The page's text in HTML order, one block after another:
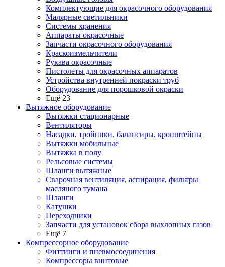
Комплектующие для окрасочного оборудования
Малярные светильники
Системы хранения
Аппараты окрасочные
Запчасти окрасочного оборудования
Краскоизмельчители
Рукава окрасочные
Пистолеты для окрасочных аппаратов
Устройства внутренней покраски труб
Оборудование для порошковой окраски
Ещё 23
Вытяжное оборудование
Вытяжки стационарные
Вентиляторы
Насадки, тройники, балансиры, кронштейны
Вытяжки мобильные
Вытяжка в полу
Рельсовые системы
Шланги вытяжные
Сварочная вентиляция, аспирация, фильтры
масляного тумана
Шланги
Катушки
Переходники
Запчасти для установок сбора выхлопных газов
Ещё 7
Компрессорное оборудование
Фиттинги и пневмосоединения
Компрессоры винтовые